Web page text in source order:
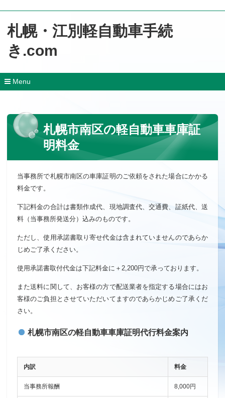
札幌・江別軽自動車手続
き.com
Menu
札幌市南区の軽自動車車庫証
明料金
当事務所で札幌市南区の車庫証明のご依頼をされた場合にかかる
料金です。
下記料金の合計は書類作成代、現地調査代、交通費、証紙代、送
料（当事務所発送分）込みのものです。
ただし、使用承諾書取り寄せ代金は含まれていませんのであらか
じめご了承ください。
使用承諾書取付代金は下記料金に＋2,200円で承っております。
また送料に関して、お客様の方で配送業者を指定する場合にはお
客様のご負担とさせていただいてますのであらかじめご了承くだ
さい。
札幌市南区の軽自動車車庫証明代行料金案内
内訳 料金
当事務所報酬 8,000円